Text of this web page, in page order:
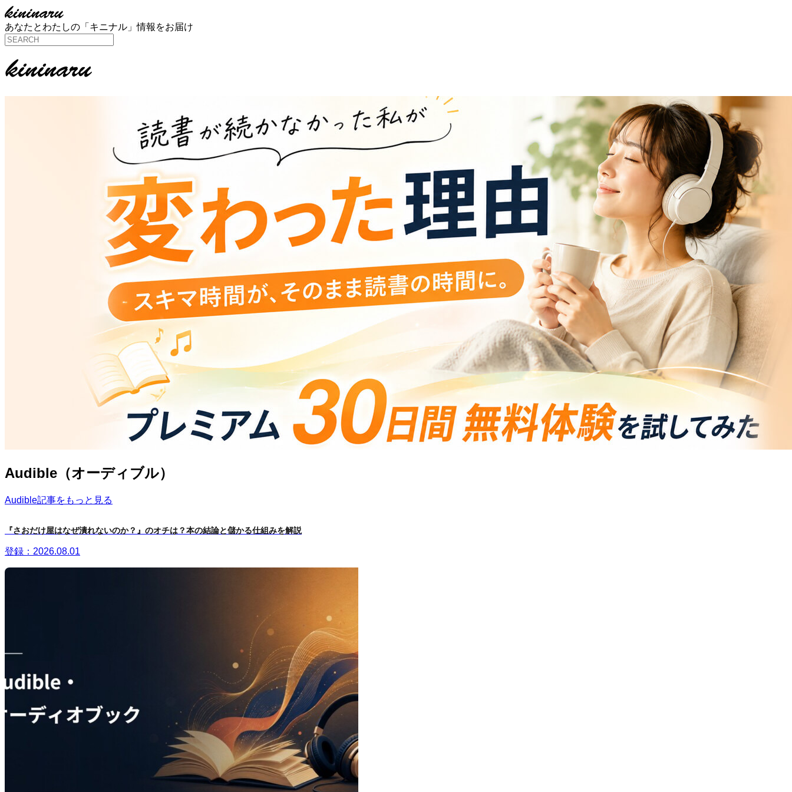
あなたとわたしの「キニナル」情報をお届け
Audible（オーディブル）
Audible記事をもっと見る
『さおだけ屋はなぜ潰れないのか？』のオチは？本の結論と儲かる仕組みを解説
登録：2026.08.01